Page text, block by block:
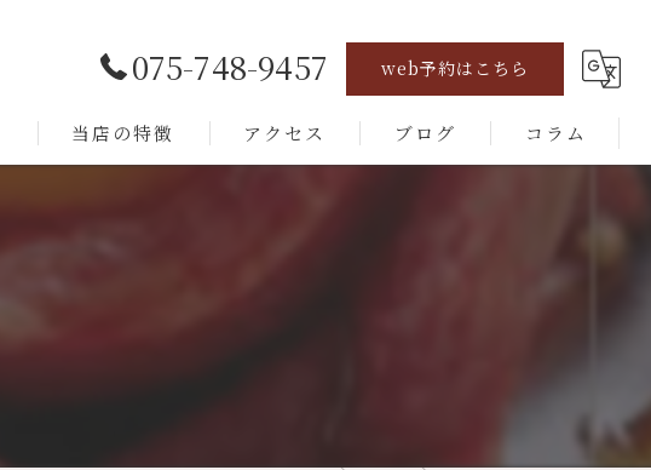
075-748-9457 web予約はこちら
当店の特徴 アクセス ブログ コラム